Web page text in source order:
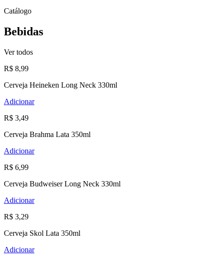
Catálogo
Bebidas
Ver todos
R$ 8,99
Cerveja Heineken Long Neck 330ml
Adicionar
R$ 3,49
Cerveja Brahma Lata 350ml
Adicionar
R$ 6,99
Cerveja Budweiser Long Neck 330ml
Adicionar
R$ 3,29
Cerveja Skol Lata 350ml
Adicionar